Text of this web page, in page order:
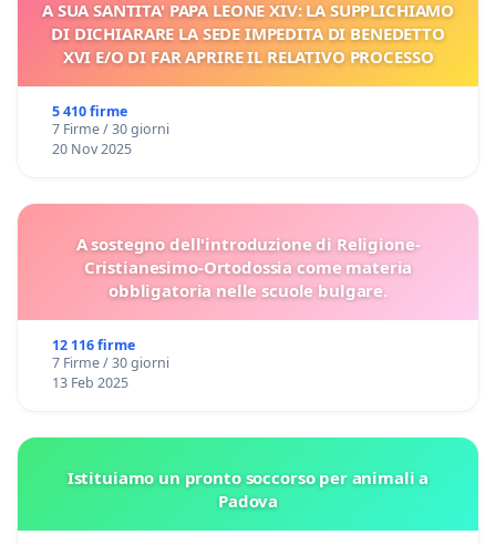
A SUA SANTITA' PAPA LEONE XIV: LA SUPPLICHIAMO
DI DICHIARARE LA SEDE IMPEDITA DI BENEDETTO
XVI E/O DI FAR APRIRE IL RELATIVO PROCESSO
5 410 firme
7 Firme / 30 giorni
20 Nov 2025
A sostegno dell'introduzione di Religione-
Cristianesimo-Ortodossia come materia
obbligatoria nelle scuole bulgare.
12 116 firme
7 Firme / 30 giorni
13 Feb 2025
Istituiamo un pronto soccorso per animali a
Padova